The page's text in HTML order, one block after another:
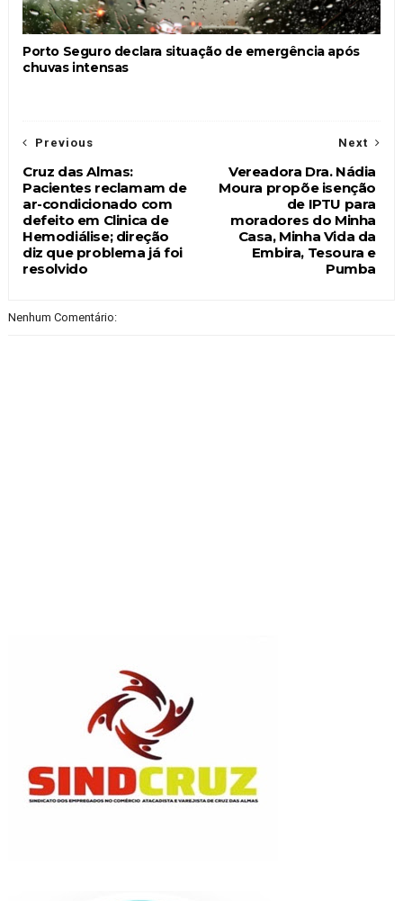
Porto Seguro declara situação de emergência após
chuvas intensas
Next
Vereadora Dra. Nádia
Moura propõe isenção
de IPTU para
moradores do Minha
Casa, Minha Vida da
Embira, Tesoura e
Pumba
Previous
Cruz das Almas:
Pacientes reclamam de
ar-condicionado com
defeito em Clinica de
Hemodiálise; direção
diz que problema já foi
resolvido
Nenhum Comentário: